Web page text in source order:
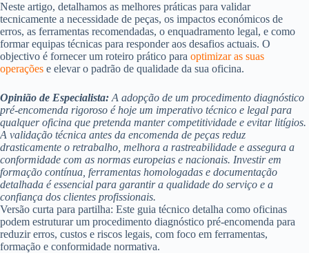
Neste artigo, detalhamos as melhores práticas para validar
tecnicamente a necessidade de peças, os impactos económicos de
erros, as ferramentas recomendadas, o enquadramento legal, e como
formar equipas técnicas para responder aos desafios actuais. O
objectivo é fornecer um roteiro prático para optimizar as suas
operações e elevar o padrão de qualidade da sua oficina.
Opinião de Especialista: A adopção de um procedimento diagnóstico
pré-encomenda rigoroso é hoje um imperativo técnico e legal para
qualquer oficina que pretenda manter competitividade e evitar litígios.
A validação técnica antes da encomenda de peças reduz
drasticamente o retrabalho, melhora a rastreabilidade e assegura a
conformidade com as normas europeias e nacionais. Investir em
formação contínua, ferramentas homologadas e documentação
detalhada é essencial para garantir a qualidade do serviço e a
confiança dos clientes profissionais.
Versão curta para partilha: Este guia técnico detalha como oficinas
podem estruturar um procedimento diagnóstico pré-encomenda para
reduzir erros, custos e riscos legais, com foco em ferramentas,
formação e conformidade normativa.